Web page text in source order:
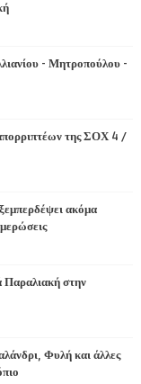
- Μητροπούλου -
απορριπτέων της ΣΟΧ 4 /
ακόμα
Παραλιακή στην
Φυλή και άλλες